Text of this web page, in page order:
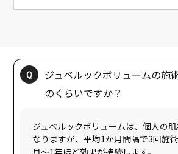
ジュベルックボリュームの施
ジュベルックボリュームは、個人の
なりますが、平均1か月間隔で3回施